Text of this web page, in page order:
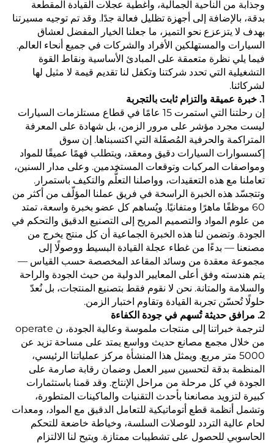
وجذابة من الناحية الجمالية، وأغطية عجلات القيادة المقطعة
بدقة، بالإضافة إلى أجهزة تظليل فعالة جدًا. وقد تم توجيه مسيرتنا
بهدف لا يتزعزع نحو التميز، ما جعلنا الخيار المفضل لعشاق
السيارات والمستهلكين الأفراد والشركات في جميع أنحاء العالم.
فيما يلي نظرة متعمقة على المبادئ الأساسية ونقاط القوة
التشغيلية التي تحدد شركتنا وتكفل لنا تقديم قيمة لا مثيل لها
لشركائنا.
1. خبرة عميقة والتزام ثابت بالتجربة
إن رحلتنا التي استمرت 15 عامًا في قطاع مستلزمات السيارات
ليست مجرد مؤشر على مرور الزمن، بل شهادة على المعرفة
المتراكمة والحرفية المُصقَلة التي اكتسبناها. إن سوق
إكسسوارات السيارات دقيق ومعقد، ويتطلب فهمًا عميقًا للمواد
ومواصفات المركبات وتوقعات المستخدمين. وعلى مدار السنين،
تعاملنا مع هذه التعقيدات، وواصلنا التعلُّم والتكيف باستمرار.
وتتجسّد هذه الخبرة الراسخة في فريق عملنا المؤلّف من أكثر من
60 موظفًا ماهرًا ومتفانيًا. ويُساهم كل عضو بخبرة واسعة، تمتد
من علوم المواد والتصميم المريح إلى التصنيع الدقيق والتحكم في
الجودة. وتضمن لنا هذه الخبرة الجماعية أن كل منتج يخرج من
مصنعنا — بدءًا من غطاء عجلة القيادة البسيط ووصولًا إلى
مجموعة معقدة من وسائد المقاعد المخصصة حسب القياس —
يتم هندسته وفق أعلى المعايير الدولية من حيث الجودة والراحة
والسلامة والمتانة. نحن لا نقوم فقط بتصنيع المنتجات، بل نُعدّ
حلولًا تُحسّن تجربة القيادة وتقاوم اختبار الزمن.
2. مرافق حديثة تُسهم في جودة الكفاءة
لترجمة خبراتنا إلى منتجات ملموسة وعالية الجودة، ن operate
من خلال مجمع مصانع حديث وواسع يمتد على مساحة تزيد عن
5000 متر مربع. ويمثل هذا المنشأة مركز عملياتنا الرئيسي،
المنظمة بدقة لتحسين سير العمل وضمان رقابة صارمة على
الجودة في كل مرحلة من مراحل الإنتاج. وقد قمنا باستثمارات
كبيرة لتزويد مصانعنا بأحدث التقنيات والماكينات المتطورة،
وتشمل أنظمة قطع أتوماتيكية للتعامل الدقيق مع المواد، ومعدات
لحام عالية التردد للوصلات السلسة، وخياطة خاضعة للتحكم
الحاسوبي للحصول على تشطيبات ممتازة. ويتيح لنا الالتزام